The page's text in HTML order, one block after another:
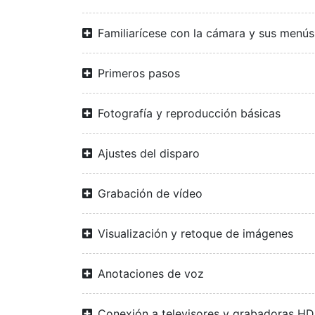
Familiarícese con la cámara y sus menús
Primeros pasos
Fotografía y reproducción básicas
Ajustes del disparo
Grabación de vídeo
Visualización y retoque de imágenes
Anotaciones de voz